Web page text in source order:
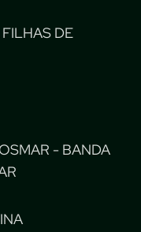
DE
- BANDA